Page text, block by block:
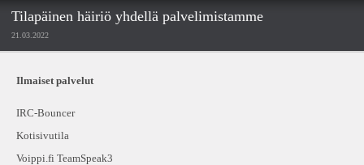
Tilapäinen häiriö yhdellä palvelimistamme
21.03.2022
Ilmaiset palvelut
IRC-Bouncer
Kotisivutila
Voippi.fi TeamSpeak3